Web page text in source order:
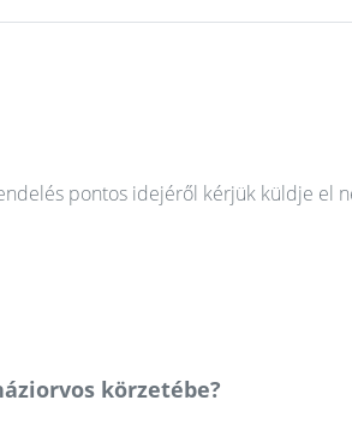
pontos idejéről kérjük küldje el
körzetébe?